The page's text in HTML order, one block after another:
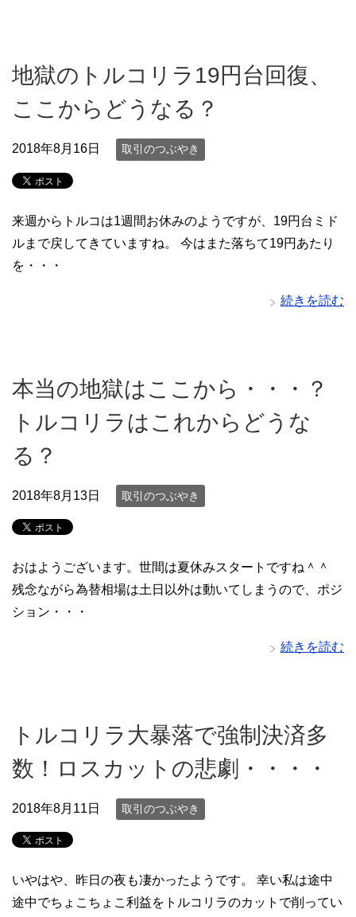
地獄のトルコリラ19円台回復、
ここからどうなる？
2018年8月16日 取引のつぶやき
来週からトルコは1週間お休みのようですが、19円台ミド
ルまで戻してきていますね。 今はまた落ちて19円あたり
を・・・
続きを読む
本当の地獄はここから・・・？
トルコリラはこれからどうな
る？
2018年8月13日 取引のつぶやき
おはようございます。世間は夏休みスタートですね＾＾
残念ながら為替相場は土日以外は動いてしまうので、ポジ
ション・・・
続きを読む
トルコリラ大暴落で強制決済多
数！ロスカットの悲劇・・・・
2018年8月11日 取引のつぶやき
いやはや、昨日の夜も凄かったようです。 幸い私は途中
途中でちょこちょこ利益をトルコリラのカットで削ってい